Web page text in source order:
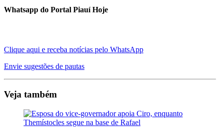
Whatsapp do Portal Piauí Hoje
Clique aqui e receba notícias pelo WhatsApp
Envie sugestões de pautas
Veja também